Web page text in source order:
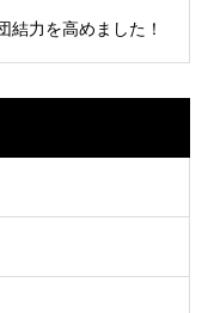
結力を高めました！